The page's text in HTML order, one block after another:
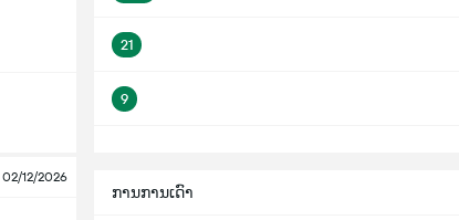
02/12/2026
21
9
ການການເດົາ